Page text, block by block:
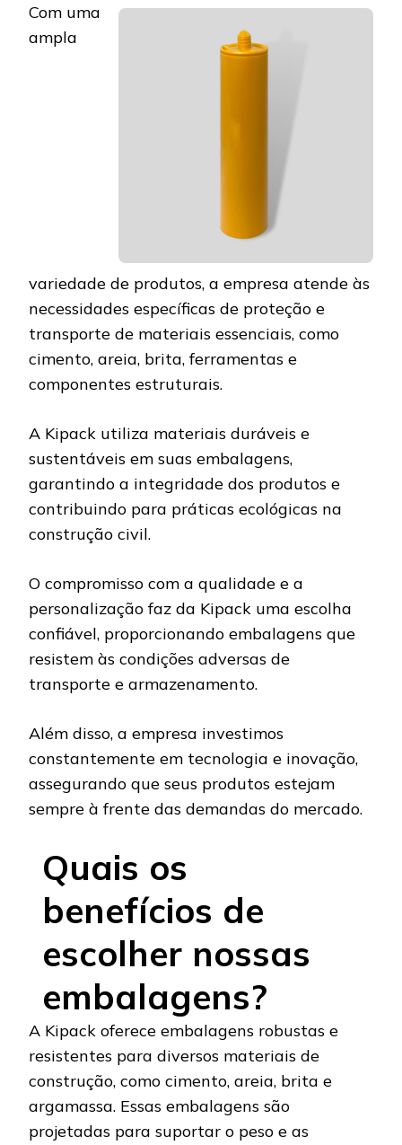
Com uma
ampla
variedade de produtos, a empresa atende às
necessidades específicas de proteção e
transporte de materiais essenciais, como
cimento, areia, brita, ferramentas e
componentes estruturais.
A Kipack utiliza materiais duráveis e
sustentáveis em suas embalagens,
garantindo a integridade dos produtos e
contribuindo para práticas ecológicas na
construção civil.
O compromisso com a qualidade e a
personalização faz da Kipack uma escolha
confiável, proporcionando embalagens que
resistem às condições adversas de
transporte e armazenamento.
Além disso, a empresa investimos
constantemente em tecnologia e inovação,
assegurando que seus produtos estejam
sempre à frente das demandas do mercado.
Quais os
benefícios de
escolher nossas
embalagens?
A Kipack oferece embalagens robustas e
resistentes para diversos materiais de
construção, como cimento, areia, brita e
argamassa. Essas embalagens são
projetadas para suportar o peso e as